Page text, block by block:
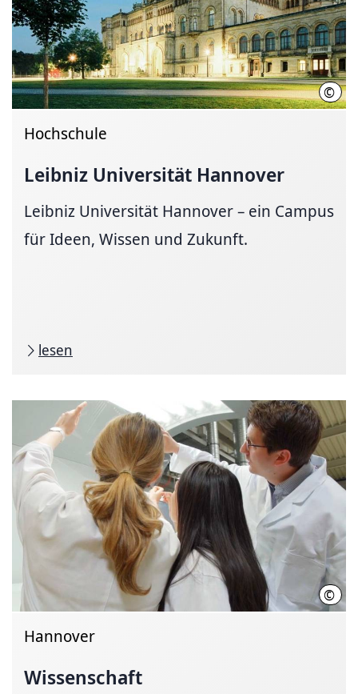
©
Hochschule
Leibniz Universität Hannover
Leibniz Universität Hannover – ein Campus
für Ideen, Wissen und Zukunft.
lesen
©
Hannover
Wissenschaft